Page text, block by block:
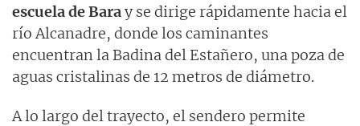
escuela de Baray se dirige rápidamente hacia el
río Alcanadre, donde los caminantes
encuentran la Badina del Estañero, una poza de
aguas cristalinas de 12 metros de diámetro.
A lo largo del trayecto, el sendero permite